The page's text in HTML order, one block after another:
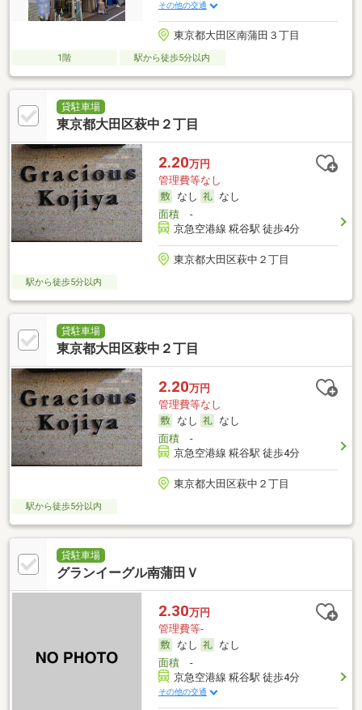
その他の交通
東京都大田区南蒲田３丁目
1階 駅から徒歩5分以内
貸駐車場
東京都大田区萩中２丁目
2.20万円
管理費等なし
なし
なし
面積-
京急空港線 糀谷駅 徒歩4分
東京都大田区萩中２丁目
駅から徒歩5分以内
貸駐車場
東京都大田区萩中２丁目
2.20万円
管理費等なし
なし
なし
面積-
京急空港線 糀谷駅 徒歩4分
東京都大田区萩中２丁目
駅から徒歩5分以内
貸駐車場
グランイーグル南蒲田Ｖ
2.30万円
管理費等-
なし
なし
面積-
京急空港線 糀谷駅 徒歩4分
その他の交通